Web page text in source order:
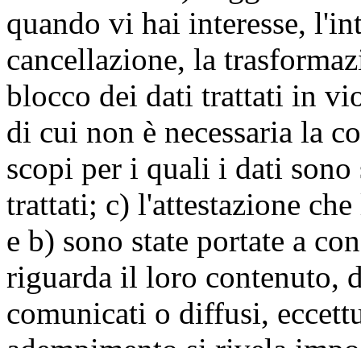
quando vi hai interesse,
cancellazione, la
blocco dei dati trattati in
di cui non è necessaria la
scopi per i quali i dati sono
trattati; c) l'attestazione
e b) sono state portate a
riguarda il loro contenuto,
comunicati o diffusi,